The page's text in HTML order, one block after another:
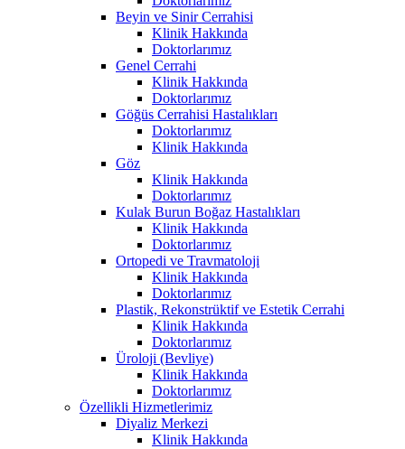
Beyin ve Sinir Cerrahisi
Klinik Hakkında
Doktorlarımız
Genel Cerrahi
Klinik Hakkında
Doktorlarımız
Göğüs Cerrahisi Hastalıkları
Doktorlarımız
Klinik Hakkında
Göz
Klinik Hakkında
Doktorlarımız
Kulak Burun Boğaz Hastalıkları
Klinik Hakkında
Doktorlarımız
Ortopedi ve Travmatoloji
Klinik Hakkında
Doktorlarımız
Plastik, Rekonstrüktif ve Estetik Cerrahi
Klinik Hakkında
Doktorlarımız
Üroloji (Bevliye)
Klinik Hakkında
Doktorlarımız
Özellikli Hizmetlerimiz
Diyaliz Merkezi
Klinik Hakkında